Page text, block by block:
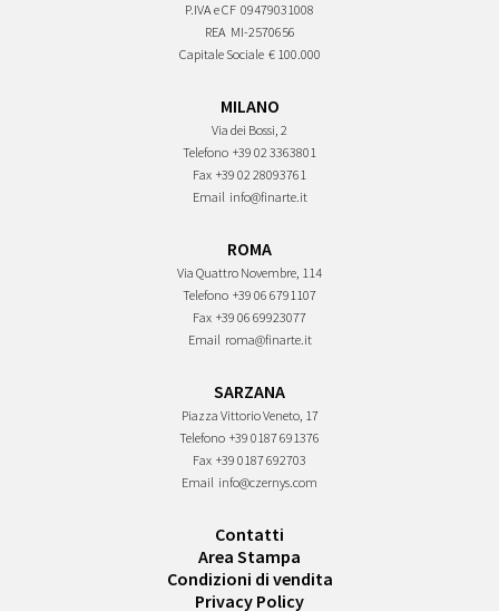
P.IVA e CF 09479031008
REA MI-2570656
Capitale Sociale € 100.000
MILANO
Via dei Bossi, 2
Telefono +39 02 3363801
Fax +39 02 28093761
Email info@finarte.it
ROMA
Via Quattro Novembre, 114
Telefono +39 06 6791107
Fax +39 06 69923077
Email roma@finarte.it
SARZANA
Piazza Vittorio Veneto, 17
Telefono +39 0187 691376
Fax +39 0187 692703
Email info@czernys.com
Contatti
Area Stampa
Condizioni di vendita
Privacy Policy